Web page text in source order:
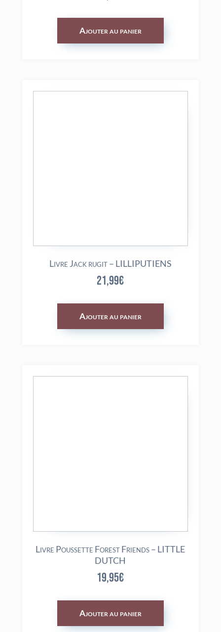
Ajouter au panier
Livre Jack rugit – LILLIPUTIENS
21,99€
Ajouter au panier
Livre Poussette Forest Friends – LITTLE
DUTCH
19,95€
Ajouter au panier